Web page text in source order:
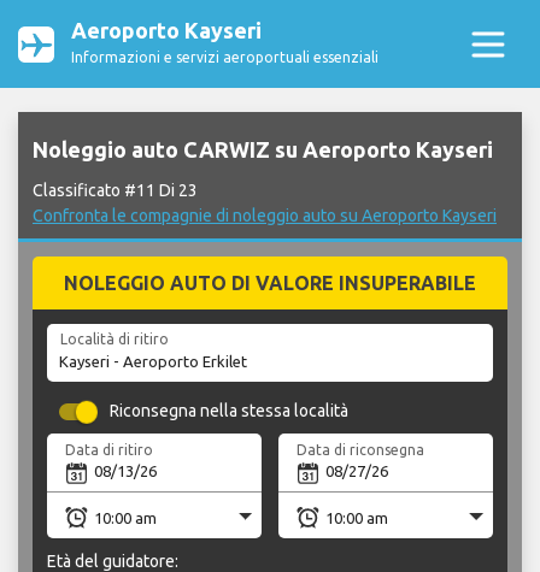
Aeroporto Kayseri
Informazioni e servizi aeroportuali essenziali
Noleggio auto CARWIZ su Aeroporto Kayseri
Classificato #11 Di 23
Confronta le compagnie di noleggio auto su Aeroporto Kayseri
NOLEGGIO AUTO DI VALORE INSUPERABILE
Località di ritiro
Riconsegna nella stessa località
Data di ritiro Data di riconsegna
Età del guidatore: